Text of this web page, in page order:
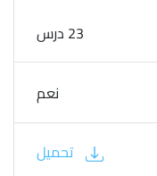
23 درس
نعم
تحميل